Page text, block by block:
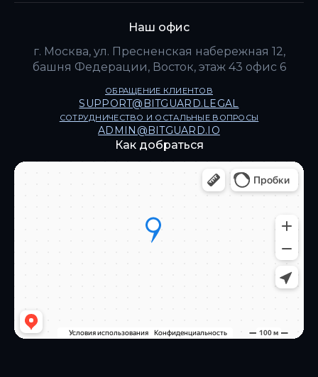
Наш офис
г. Москва, ул. Пресненская набережная 12,
башня Федерации, Восток, этаж 43 офис 6
ОБРАЩЕНИЕ КЛИЕНТОВ
SUPPORT@BITGUARD.LEGAL
СОТРУДНИЧЕСТВО И ОСТАЛЬНЫЕ ВОПРОСЫ
ADMIN@BITGUARD.IO
Как добраться